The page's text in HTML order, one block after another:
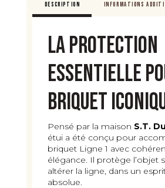
DESCRIPTION INFORMATIONS
La protection
essentielle
briquet
Pensé par la maison S.T.
étui a été conçu pour
briquet Ligne 1 avec
élégance. Il protège l’objet
altérer la ligne, dans un
absolue.